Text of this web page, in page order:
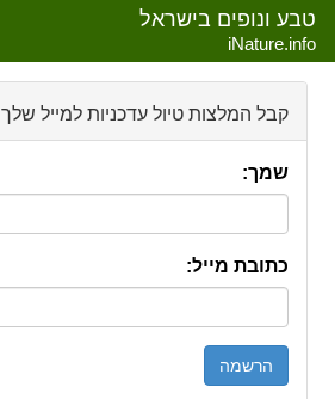
טבע ונופים בישראל
iNature.info
קבל המלצות טיול עדכניות למייל שלך
שמך:
כתובת מייל: